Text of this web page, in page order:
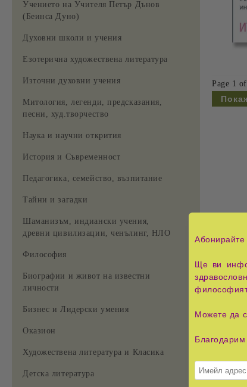
Учението на Учителя Петър Дънов
(Беинса Дуно)
Духовни школи и учения
Езотерична художествена литература
Източни духовни учения
Митология, легенди, предсказания,
песни, худ.творчество
Наука и научни открития
История и Съвременност
Педагогика, семейство, възпитание
Тайни и загадки
Шаманизъм, индиански учения,
древни цивилизации, ченълинг, НЛО
Философия
Биографии и живот на известни
личности
Бизнес и Лидерски умения
Оказион
Художествена литература и Класика
Детска литература
Page 1 of
Ще ви
Можете да
Благодарим